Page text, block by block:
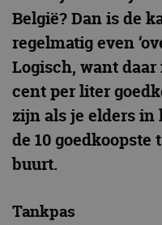
België? Dan is de
regelmatig even
Logisch, want
cent per liter
zijn als je elders
de 10
buurt.
Tankpas